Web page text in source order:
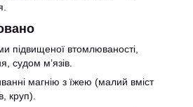
підвищеної втомлюваності,
судом м’язів.
магнію з їжею (малий вміст
круп).